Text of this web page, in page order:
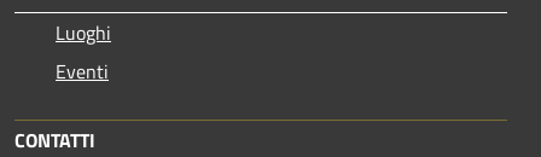
Luoghi
Eventi
CONTATTI